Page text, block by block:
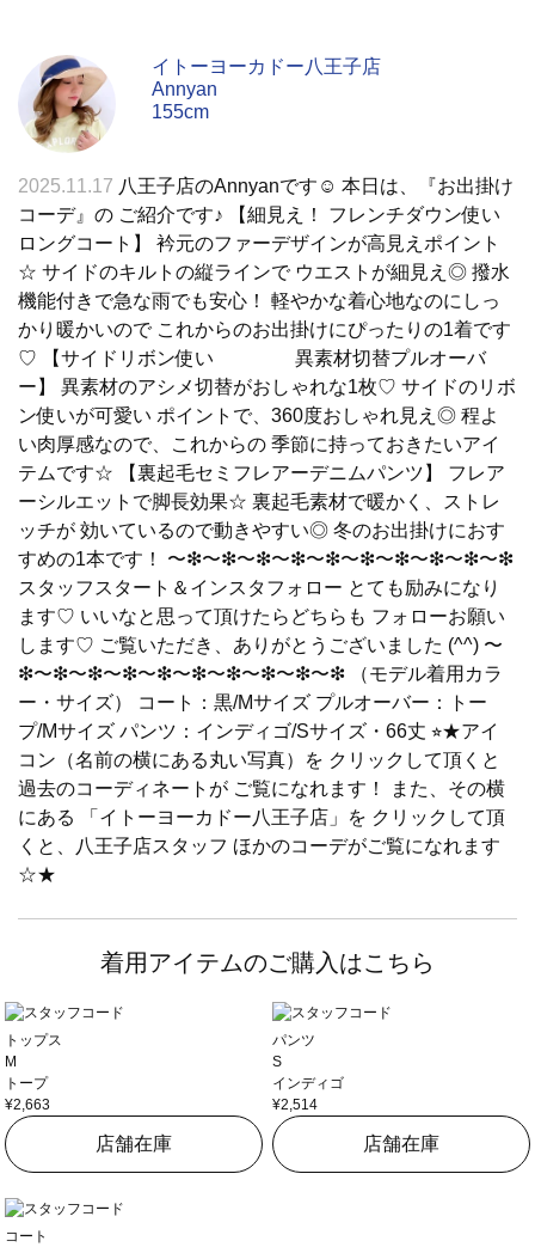
イトーヨーカドー八王子店
Annyan
155cm
2025.11.17 八王子店のAnnyanです☺︎ 本日は、『お出掛け
コーデ』の ご紹介です♪ 【細見え！ フレンチダウン使い
ロングコート】 衿元のファーデザインが高見えポイント
☆ サイドのキルトの縦ラインで ウエストが細見え◎ 撥水
機能付きで急な雨でも安心！ 軽やかな着心地なのにしっ
かり暖かいので これからのお出掛けにぴったりの1着です
♡ 【サイドリボン使い 異素材切替プルオーバ
ー】 異素材のアシメ切替がおしゃれな1枚♡ サイドのリボ
ン使いが可愛い ポイントで、360度おしゃれ見え◎ 程よ
い肉厚感なので、これからの 季節に持っておきたいアイ
テムです☆ 【裏起毛セミフレアーデニムパンツ】 フレア
ーシルエットで脚長効果☆ 裏起毛素材で暖かく、ストレ
ッチが 効いているので動きやすい◎ 冬のお出掛けにおす
すめの1本です！ 〜❇︎〜❇︎〜❇︎〜❇︎〜❇︎〜❇︎〜❇︎〜❇︎〜❇︎〜❇︎
スタッフスタート＆インスタフォロー とても励みになり
ます♡ いいなと思って頂けたらどちらも フォローお願い
します♡ ご覧いただき、ありがとうございました (^^) 〜
❇︎〜❇︎〜❇︎〜❇︎〜❇︎〜❇︎〜❇︎〜❇︎〜❇︎〜❇︎ （モデル着用カラ
ー・サイズ） コート：黒/Mサイズ プルオーバー：トー
プ/Mサイズ パンツ：インディゴ/Sサイズ・66丈 ⭐︎★アイ
コン（名前の横にある丸い写真）を クリックして頂くと
過去のコーディネートが ご覧になれます！ また、その横
にある 「イトーヨーカドー八王子店」を クリックして頂
くと、八王子店スタッフ ほかのコーデがご覧になれます
☆★
着用アイテムのご購入はこちら
トップス
M
トープ
¥2,663
店舗在庫
パンツ
S
インディゴ
¥2,514
店舗在庫
コート